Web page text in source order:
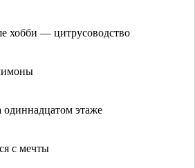
хобби — цитрусоводство
этаже
с мечты